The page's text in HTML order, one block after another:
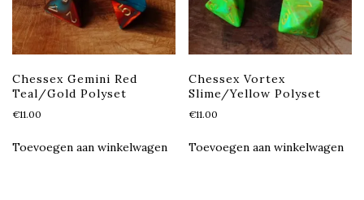
Chessex Gemini Red
Teal/Gold Polyset
€11.00
Toevoegen aan winkelwagen
Chessex Vortex
Slime/Yellow Polyset
€11.00
Toevoegen aan winkelwagen